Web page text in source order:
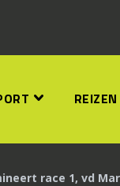
REIZEN
race 1, vd